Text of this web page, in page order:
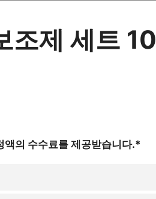
조제 세트 10
액의 수수료를 제공받습니다.*